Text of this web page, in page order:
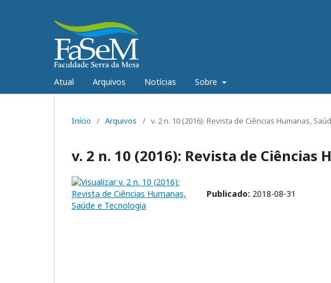
Atual Arquivos Notícias Sobre
Início / Arquivos / v. 2 n. 10 (2016): Revista de Ciências Humanas,
v. 2 n. 10 (2016): Revista de Ciências
Publicado: 2018-08-31